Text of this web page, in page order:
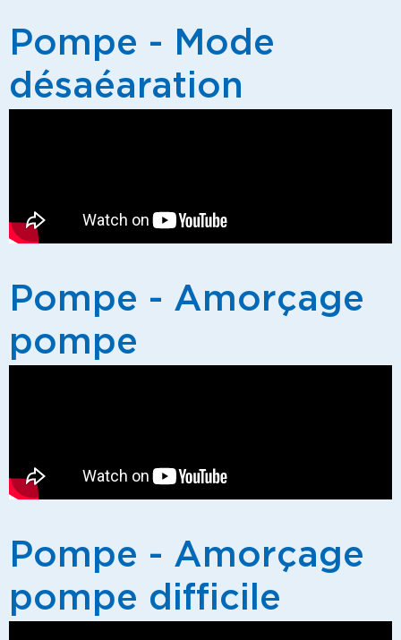
Pompe - Mode
désaéaration
Pompe - Amorçage
pompe
Pompe - Amorçage
pompe difficile